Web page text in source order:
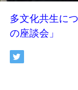
多文化共生に
の座談会」